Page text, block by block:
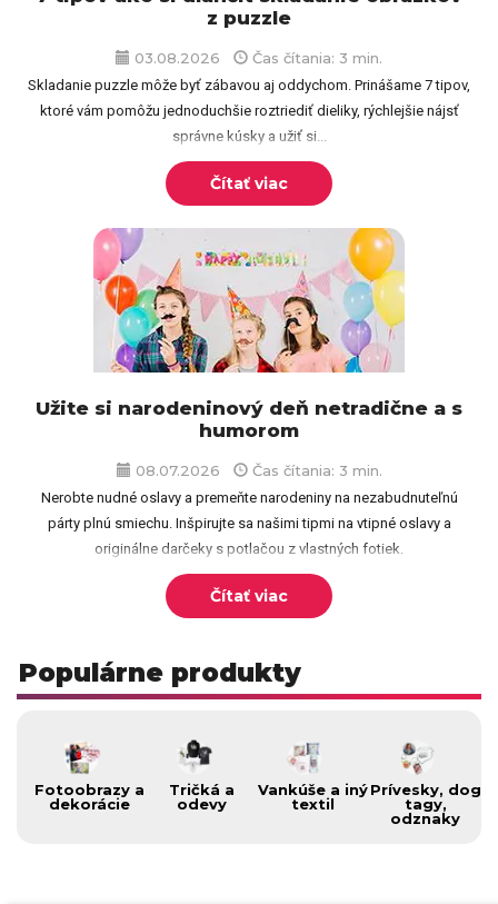
z puzzle
03.08.2026 Čas čítania: 3 min.
Skladanie puzzle môže byť zábavou aj oddychom. Prinášame 7 tipov,
ktoré vám pomôžu jednoduchšie roztriediť dieliky, rýchlejšie nájsť
správne kúsky a užiť si...
Čítať viac
Užite si narodeninový deň netradične a s
humorom
08.07.2026 Čas čítania: 3 min.
Nerobte nudné oslavy a premeňte narodeniny na nezabudnuteľnú
párty plnú smiechu. Inšpirujte sa našimi tipmi na vtipné oslavy a
originálne darčeky s potlačou z vlastných fotiek.
Čítať viac
Populárne produkty
Fotoobrazy a
dekorácie
Tričká a
odevy
Vankúše a iný
textil
Prívesky, dog
tagy,
odznaky